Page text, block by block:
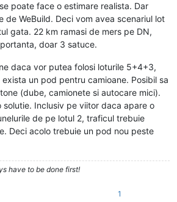
poate face o estimare realista. Dar
de WeBuild. Deci vom avea scenariul lot
gata. 22 km ramasi de mers pe DN,
doar 3 satuce.
daca vor putea folosi loturile 5+4+3,
un pod pentru camioane. Posibil sa
(dube, camionete si autocare mici).
Inclusiv pe viitor daca apare o
de pe lotul 2, traficul trebuie
Deci acolo trebuie un pod nou peste
have to be done first!
1